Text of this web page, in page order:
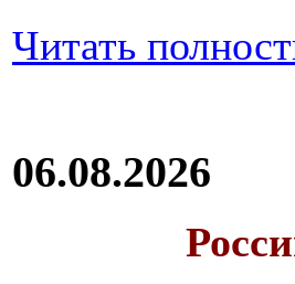
Читать
06.08.2026